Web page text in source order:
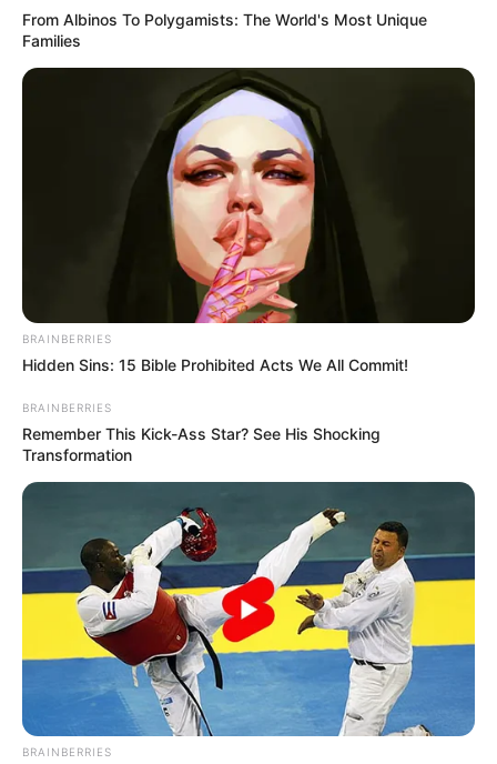
From Albinos To Polygamists: The World's Most Unique
Families
BRAINBERRIES
Hidden Sins: 15 Bible Prohibited Acts We All Commit!
BRAINBERRIES
Remember This Kick-Ass Star? See His Shocking
Transformation
BRAINBERRIES